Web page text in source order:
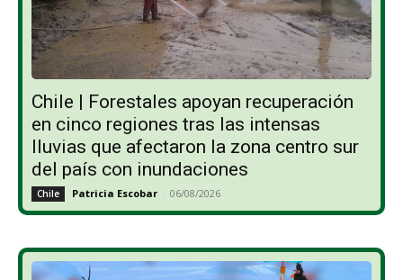
Chile | Forestales apoyan recuperación
en cinco regiones tras las intensas
lluvias que afectaron la zona centro sur
del país con inundaciones
Chile Patricia Escobar - 06/08/2026